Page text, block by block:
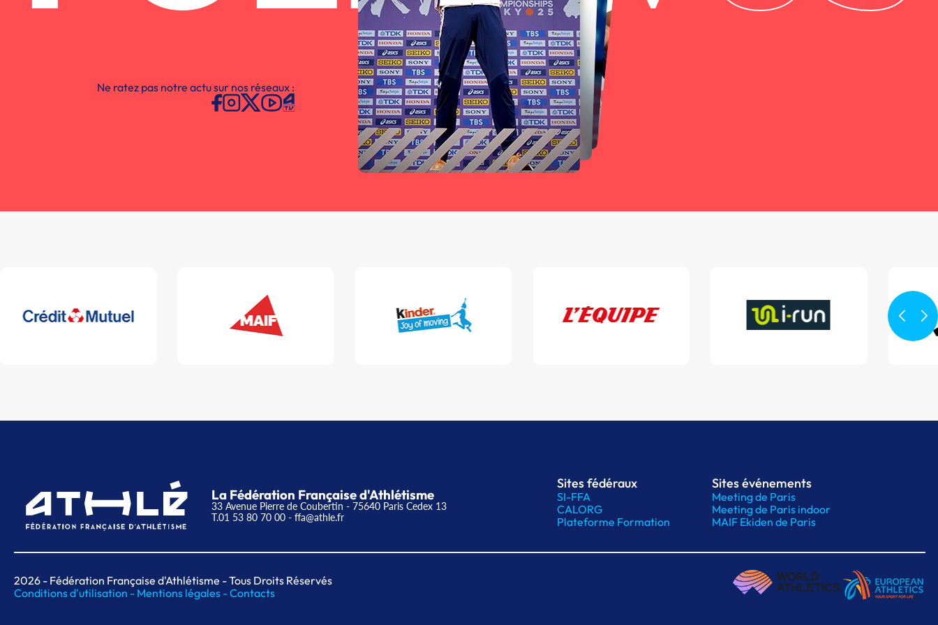
Ne ratez pas notre actu sur nos réseaux :
La Fédération Française d'Athlétisme
33 Avenue Pierre de Coubertin - 75640 Paris Cedex 13
T.01 53 80 70 00 - ffa@athle.fr
Sites fédéraux
SI-FFA
CALORG
Plateforme Formation
Sites événements
Meeting de Paris
Meeting de Paris indoor
MAIF Ekiden de Paris
2026 - Fédération Française d'Athlétisme - Tous Droits Réservés
Conditions d'utilisation - Mentions légales -Contacts